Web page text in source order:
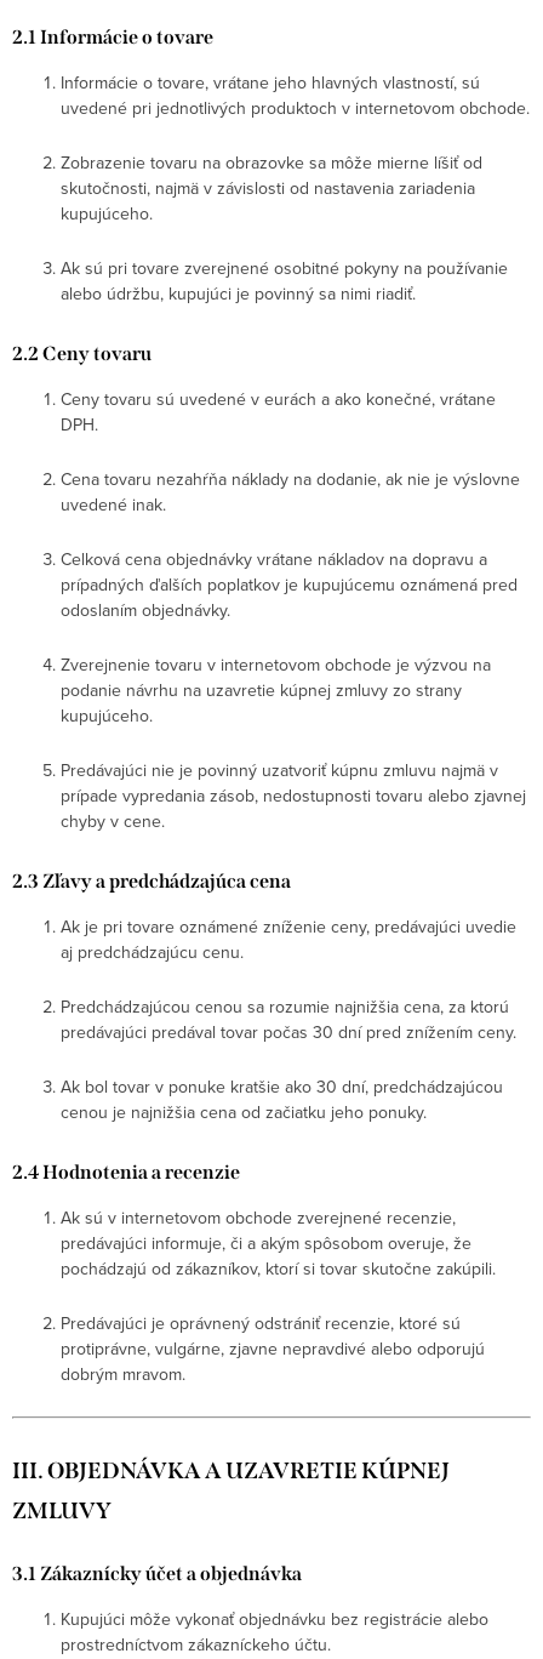
2.1 Informácie o tovare
Informácie o tovare, vrátane jeho hlavných vlastností, sú
uvedené pri jednotlivých produktoch v internetovom obchode.
Zobrazenie tovaru na obrazovke sa môže mierne líšiť od
skutočnosti, najmä v závislosti od nastavenia zariadenia
kupujúceho.
Ak sú pri tovare zverejnené osobitné pokyny na používanie
alebo údržbu, kupujúci je povinný sa nimi riadiť.
2.2 Ceny tovaru
Ceny tovaru sú uvedené v eurách a ako konečné, vrátane
DPH.
Cena tovaru nezahŕňa náklady na dodanie, ak nie je výslovne
uvedené inak.
Celková cena objednávky vrátane nákladov na dopravu a
prípadných ďalších poplatkov je kupujúcemu oznámená pred
odoslaním objednávky.
Zverejnenie tovaru v internetovom obchode je výzvou na
podanie návrhu na uzavretie kúpnej zmluvy zo strany
kupujúceho.
Predávajúci nie je povinný uzatvoriť kúpnu zmluvu najmä v
prípade vypredania zásob, nedostupnosti tovaru alebo zjavnej
chyby v cene.
2.3 Zľavy a predchádzajúca cena
Ak je pri tovare oznámené zníženie ceny, predávajúci uvedie
aj predchádzajúcu cenu.
Predchádzajúcou cenou sa rozumie najnižšia cena, za ktorú
predávajúci predával tovar počas 30 dní pred znížením ceny.
Ak bol tovar v ponuke kratšie ako 30 dní, predchádzajúcou
cenou je najnižšia cena od začiatku jeho ponuky.
2.4 Hodnotenia a recenzie
Ak sú v internetovom obchode zverejnené recenzie,
predávajúci informuje, či a akým spôsobom overuje, že
pochádzajú od zákazníkov, ktorí si tovar skutočne zakúpili.
Predávajúci je oprávnený odstrániť recenzie, ktoré sú
protiprávne, vulgárne, zjavne nepravdivé alebo odporujú
dobrým mravom.
III. OBJEDNÁVKA A UZAVRETIE KÚPNEJ
ZMLUVY
3.1 Zákaznícky účet a objednávka
Kupujúci môže vykonať objednávku bez registrácie alebo
prostredníctvom zákazníckeho účtu.